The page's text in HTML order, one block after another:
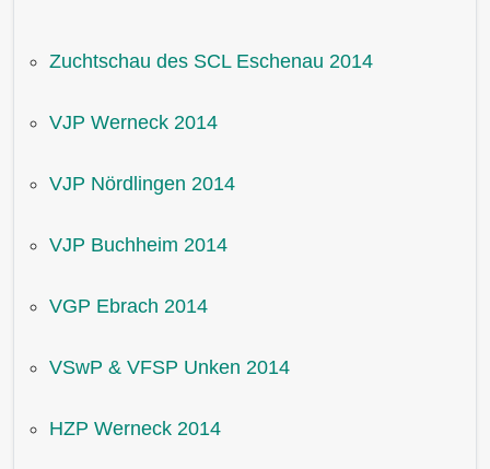
Zuchtschau des SCL Eschenau 2014
VJP Werneck 2014
VJP Nördlingen 2014
VJP Buchheim 2014
VGP Ebrach 2014
VSwP & VFSP Unken 2014
HZP Werneck 2014